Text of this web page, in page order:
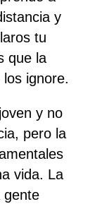
y
tu
que la
ignore.
y no
pero la
vida. La
gente